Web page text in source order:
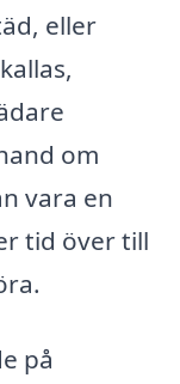
eller
om
vara en
tid över till
på